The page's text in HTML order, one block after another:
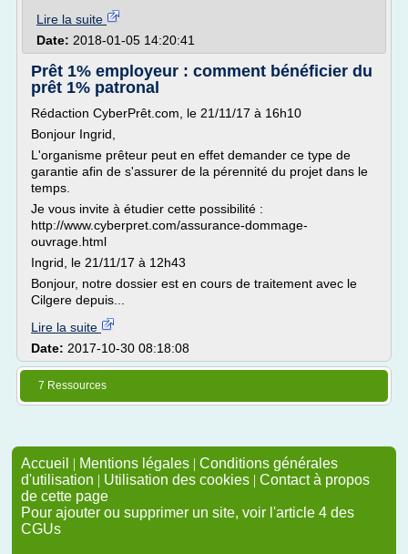
Lire la suite
Date: 2018-01-05 14:20:41
Prêt 1% employeur : comment bénéficier du
prêt 1% patronal
Rédaction CyberPrêt.com, le 21/11/17 à 16h10
Bonjour Ingrid,
L'organisme prêteur peut en effet demander ce type de
garantie afin de s'assurer de la pérennité du projet dans le
temps.
Je vous invite à étudier cette possibilité :
http://www.cyberpret.com/assurance-dommage-
ouvrage.html
Ingrid, le 21/11/17 à 12h43
Bonjour, notre dossier est en cours de traitement avec le
Cilgere depuis...
Lire la suite
Date: 2017-10-30 08:18:08
7 Ressources
Accueil | Mentions légales | Conditions générales
d'utilisation | Utilisation des cookies | Contact à propos
de cette page
Pour ajouter ou supprimer un site, voir l'article 4 des
CGUs